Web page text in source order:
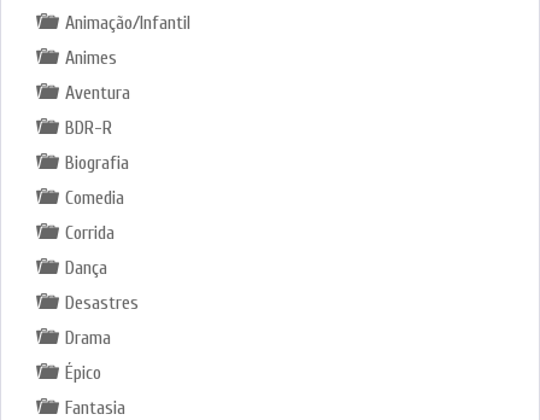
Animação/Infantil
Animes
Aventura
BDR-R
Biografia
Comedia
Corrida
Dança
Desastres
Drama
Épico
Fantasia